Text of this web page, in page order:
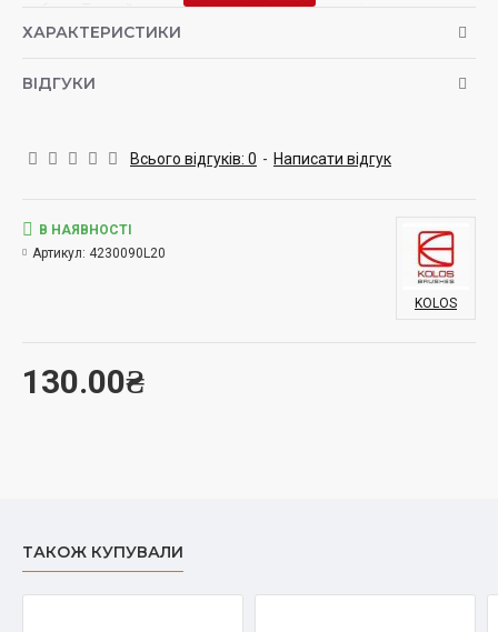
роботи. Тонкий загострений кінчик ідеально підходить для
створення дрібних деталей, тонких ліній, візерунків і
забезпечує зручне захоплення та комфортну роботу.
чорнилом.
ХАРАКТЕРИСТИКИ
ВІДГУКИ
Всього відгуків: 0 - Написати відгук
130.00₴
В НАЯВНОСТІ
Артикул: 4230090L20
KOLOS
ТАКОЖ КУПУВАЛИ